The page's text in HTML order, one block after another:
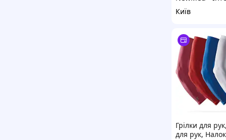
Київ
Грілки для
для рук,